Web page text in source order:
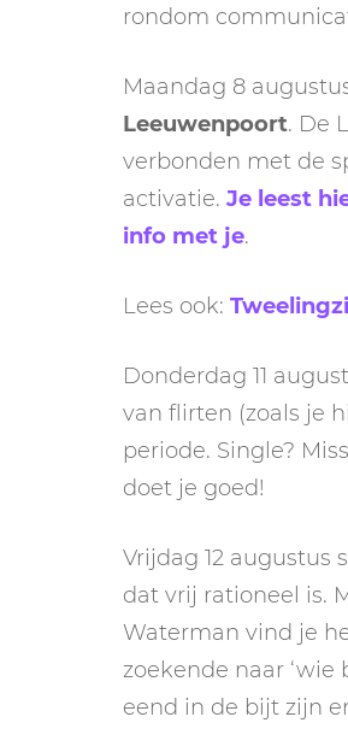
rondom
Maandag 8
Leeuwenpoort. De
verbonden met de
activatie. Je leest
info met je.
Lees ook:
Donderdag 11
van flirten (zoals je
periode. Single?
doet je goed!
Vrijdag 12 augustus
dat vrij rationeel is.
Waterman vind je
zoekende naar ‘wie
eend in de bijt zijn